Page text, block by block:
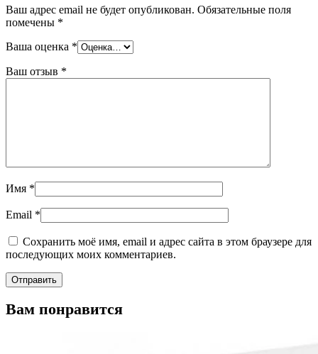
Ваш адрес email не будет опубликован. Обязательные поля
помечены *
Ваша оценка *
Ваш отзыв *
Имя *
Email *
Сохранить моё имя, email и адрес сайта в этом браузере для
последующих моих комментариев.
Вам понравится